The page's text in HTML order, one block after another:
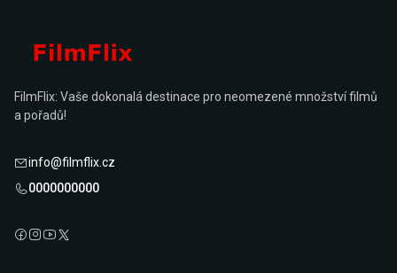
FilmFlix: Vaše dokonalá destinace pro neomezené množství filmů
a pořadů!
info@filmflix.cz
0000000000